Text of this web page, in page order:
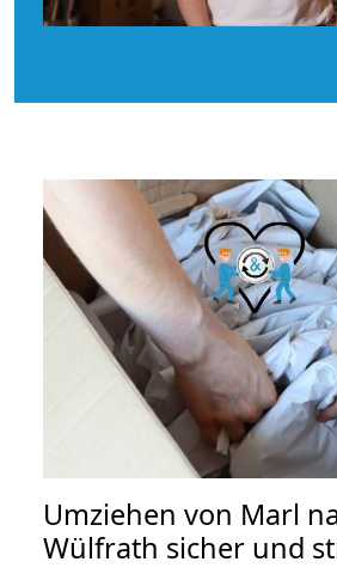
Umziehen von Marl
Wülfrath sicher und